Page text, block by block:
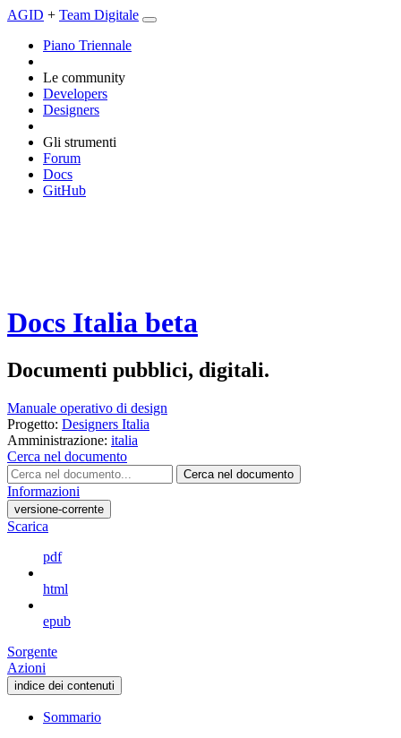
AGID + Team Digitale
Piano Triennale
Le community
Developers
Designers
Gli strumenti
Forum
Docs
GitHub
Docs Italia beta
Documenti pubblici, digitali.
Manuale operativo di design
Progetto: Designers Italia
Amministrazione: italia
Cerca nel documento
Cerca nel documento
Informazioni
versione-corrente
Scarica
pdf
html
epub
Sorgente
Azioni
indice dei contenuti
Sommario